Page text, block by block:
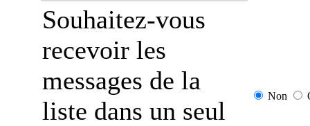
Souhaitez-vous
recevoir les
messages de la
liste dans un seul
Non